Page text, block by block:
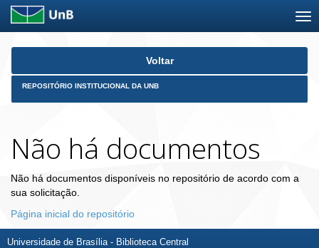
Skip
Voltar
REPOSITÓRIO INSTITUCIONAL DA UNB
Não há documentos
Não há documentos disponíveis no repositório de acordo com a
sua solicitação.
Página inicial do repositório
Universidade de Brasília - Biblioteca Central